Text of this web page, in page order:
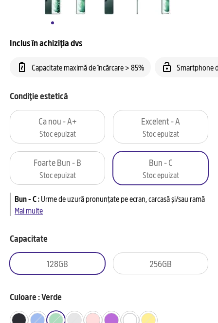
Inclus în achiziția dvs
Capacitate maximă de încărcare > 85% Smartphone
Condiție estetică
Ca nou - A+
Stoc epuizat
Excelent - A
Stoc epuizat
Foarte Bun - B
Stoc epuizat
Bun - C
Stoc epuizat
Bun - C:Urme de uzură pronunțate pe ecran, carcasă și/sau ramă
Mai multe
Capacitate
128GB 256GB
Culoare : Verde